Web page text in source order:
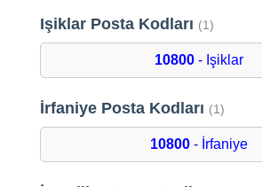
Işiklar Posta Kodları (1)
10800- Işiklar
İrfaniye Posta Kodları (1)
10800- İrfaniye